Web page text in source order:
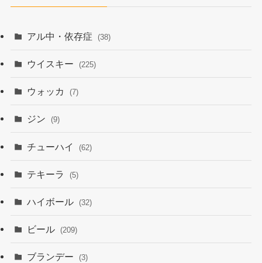
アル中・依存症 (38)
ウイスキー (225)
ウォッカ (7)
ジン (9)
チューハイ (62)
テキーラ (5)
ハイボール (32)
ビール (209)
ブランデー (3)